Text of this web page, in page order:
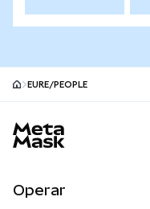
EURE/PEOPLE
Operar